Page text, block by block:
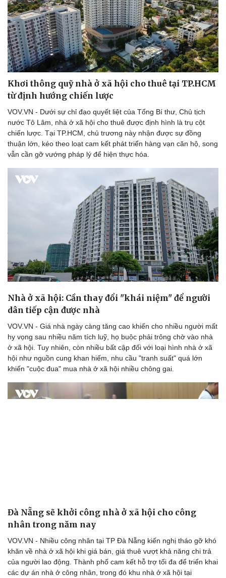
Sức khỏe
Dinh dưỡng - món ngon
Cây thuốc
Sản phụ khoa
Nhi khoa
Làm đẹp - giảm cân
Phòng mạch online
Đời sống
Nhà đẹp
Blog
Tình yêu - Gia đình
Khơi thông quỹ nhà ở xã hội cho thuê tại TP.HCM
từ định hướng chiến lược
VOV.VN - Dưới sự chỉ đạo quyết liệt của Tổng Bí thư, Chủ tịch
nước Tô Lâm, nhà ở xã hội cho thuê được định hình là trụ cột
chiến lược. Tại TP.HCM, chủ trương này nhận được sự đồng
thuận lớn, kéo theo loạt cam kết phát triển hàng vạn căn hộ, song
vẫn cần gỡ vướng pháp lý để hiện thực hóa.
Nhà ở xã hội: Cần thay đổi "khái niệm" để người
dân tiếp cận được nhà
VOV.VN - Giá nhà ngày càng tăng cao khiến cho nhiều người mất
hy vọng sau nhiều năm tích luỹ, họ buộc phải trông chờ vào nhà
ở xã hội. Tuy nhiên, còn nhiều bất cập đối với loại hình nhà ở xã
hội như nguồn cung khan hiếm, nhu cầu "tranh suất" quá lớn
khiến "cuộc đua" mua nhà ở xã hội nhiều chông gai.
Đà Nẵng sẽ khởi công nhà ở xã hội cho công
nhân trong năm nay
VOV.VN - Nhiều công nhân tại TP Đà Nẵng kiến nghị tháo gỡ khó
khăn về nhà ở xã hội khi giá bán, giá thuê vượt khả năng chi trả
của người lao động. Thành phố cam kết hỗ trợ tối đa để triển khai
các dự án nhà ở công nhân, trong đó khu nhà ở xã hội tại